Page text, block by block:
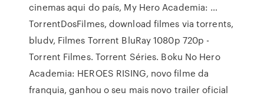
cinemas aqui do país, My Hero Academia: …
TorrentDosFilmes, download filmes via torrents,
bludv, Filmes Torrent BluRay 1080p 720p -
Torrent Filmes. Torrent Séries. Boku No Hero
Academia: HEROES RISING, novo filme da
franquia, ganhou o seu mais novo trailer oficial